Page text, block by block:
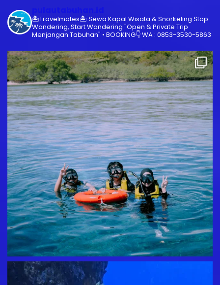
🏝️Travelmates🏝️ Sewa Kapal Wisata & Snorkeling Stop
Wondering, Start Wandering "Open & Private Trip
Menjangan Tabuhan" • BOOKING👇WA : 0853-3530-5863